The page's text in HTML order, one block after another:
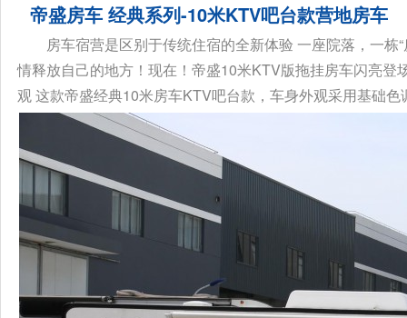
帝盛房车 经典系列-10米KTV吧台款营地房车
房车宿营是区别于传统住宿的全新体验 一座院落，一
情释放自己的地方！现在！帝盛10米KTV版拖挂房车闪亮
观 这款帝盛经典10米房车KTV吧台款，车身外观采用基础色